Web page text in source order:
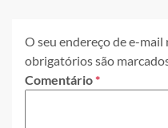
O seu endereço de e-mail
obrigatórios são
Comentário*